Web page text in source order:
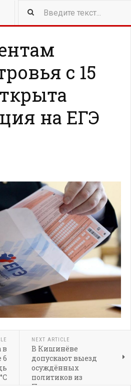
417 NEW ARTICLES
с 15
на ЕГЭ
в
6
NEXT ARTICLE
В Кишинёве
допускают выезд
осуждённых
политиков из
Приднестровья